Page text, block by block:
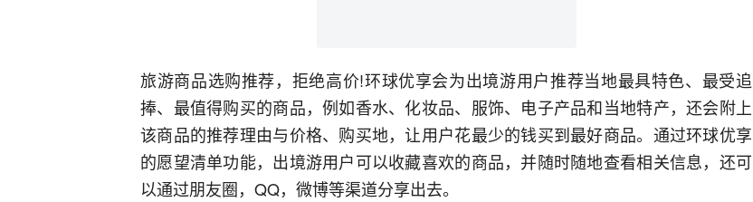
旅游商品选购推荐，拒绝高价!环球优享会为出境游用户推荐当地最具特色、最受追
捧、最值得购买的商品，例如香水、化妆品、服饰、电子产品和当地特产，还会附上
该商品的推荐理由与价格、购买地，让用户花最少的钱买到最好商品。通过环球优享
的愿望清单功能，出境游用户可以收藏喜欢的商品，并随时随地查看相关信息，还可
以通过朋友圈，QQ，微博等渠道分享出去。